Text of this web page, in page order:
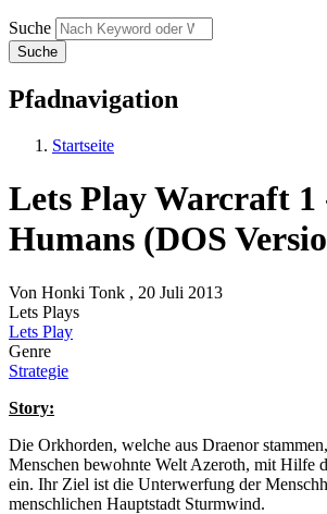
Suche
Pfadnavigation
Startseite
Lets Play Warcraft 1
Humans (DOS
Von Honki Tonk , 20 Juli 2013
Lets Plays
Lets Play
Genre
Strategie
Story:
Die Orkhorden, welche aus Draenor
Menschen bewohnte Welt Azeroth, mit Hilfe
ein. Ihr Ziel ist die Unterwerfung der
menschlichen Hauptstadt Sturmwind.